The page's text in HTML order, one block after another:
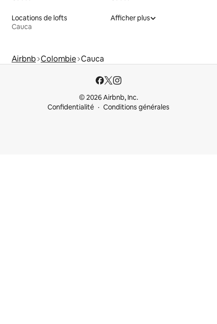
Locations de lofts
Cauca
Afficher plus
Airbnb Colombie Cauca
© 2026 Airbnb, Inc.
Confidentialité
Conditions générales